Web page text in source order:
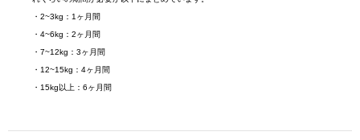
・2~3kg：1ヶ月間
・4~6kg：2ヶ月間
・7~12kg：3ヶ月間
・12~15kg：4ヶ月間
・15kg以上：6ヶ月間